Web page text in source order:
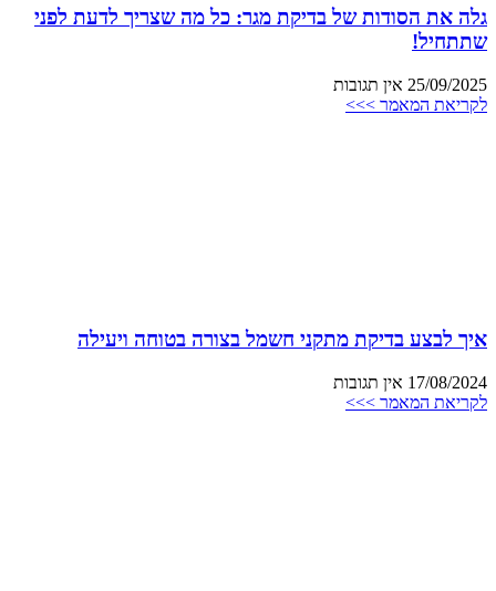
גלה את הסודות של בדיקת מגר: כל מה שצריך לדעת לפני
שתתחיל!
25/09/2025 אין תגובות
לקריאת המאמר >>>
איך לבצע בדיקת מתקני חשמל בצורה בטוחה ויעילה
17/08/2024 אין תגובות
לקריאת המאמר >>>